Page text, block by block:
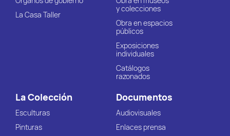
La Casa Taller
y colecciones
Obra en espacios
públicos
Exposiciones
individuales
Catálogos
razonados
La Colección
Esculturas
Pinturas
Documentos
Audiovisuales
Enlaces prensa